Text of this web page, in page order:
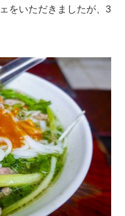
をいただきましたが、3